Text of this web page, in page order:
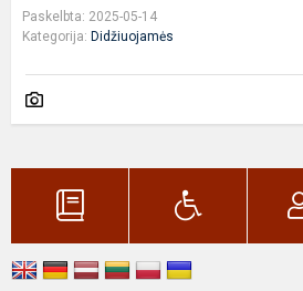
Paskelbta: 2025-05-14
Kategorija: Didžiuojamės